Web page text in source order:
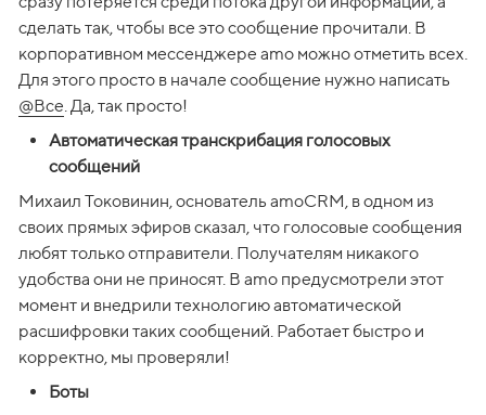
сделать так, чтобы все это сообщение прочитали. В
корпоративном мессенджере amo можно отметить всех.
@Все. Да, так просто!
Автоматическая транскрибация голосовых
сообщений
Михаил Токовинин, основатель amoCRM, в одном из
своих прямых эфиров сказал, что голосовые сообщения
любят только отправители. Получателям никакого
удобства они не приносят. В amo предусмотрели этот
момент и внедрили технологию автоматической
расшифровки таких сообщений. Работает быстро и
корректно, мы проверяли!
Боты